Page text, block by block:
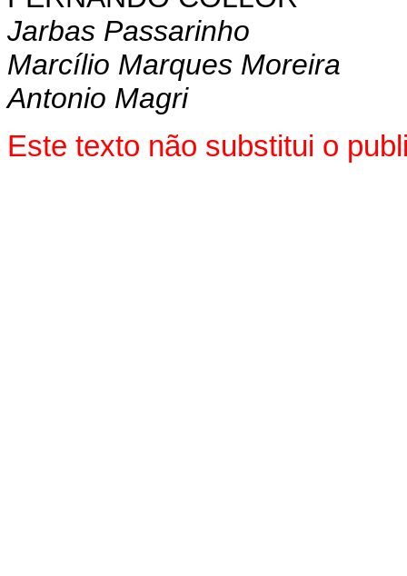
Jarbas Passarinho
Marcílio Marques Moreira
Antonio Magri
Este texto não substitui o